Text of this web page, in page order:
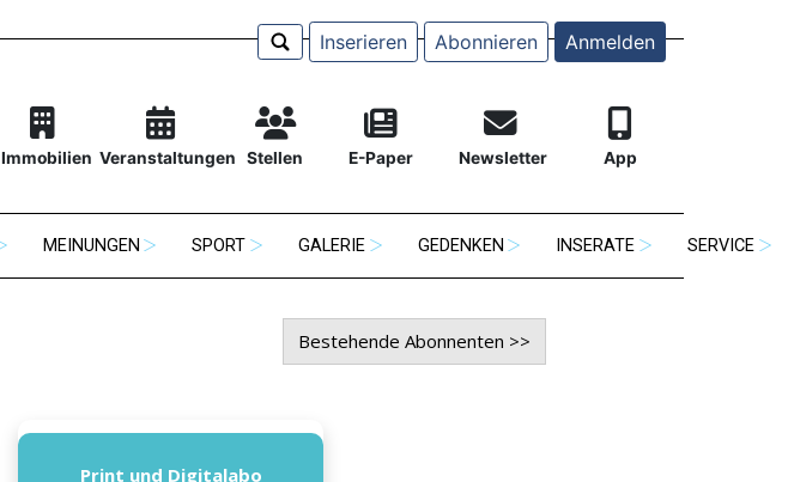
Inserieren Abonnieren Anmelden
Immobilien Veranstaltungen Stellen E-Paper Newsletter App
MEINUNGEN SPORT GALERIE GEDENKEN INSERATE SERVICE